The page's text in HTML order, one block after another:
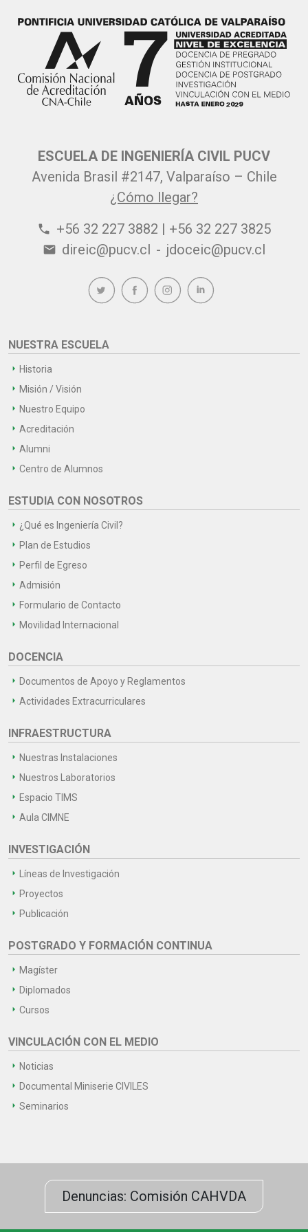
ESCUELA DE INGENIERÍA CIVIL PUCV
Avenida Brasil #2147, Valparaíso – Chile
¿Cómo llegar?
phone +56 32 227 3882 | +56 32 227 3825
email direic@pucv.cl - jdoceic@pucv.cl
NUESTRA ESCUELA
Historia
Misión / Visión
Nuestro Equipo
Acreditación
Alumni
Centro de Alumnos
ESTUDIA CON NOSOTROS
¿Qué es Ingeniería Civil?
Plan de Estudios
Perfil de Egreso
Admisión
Formulario de Contacto
Movilidad Internacional
DOCENCIA
Documentos de Apoyo y Reglamentos
Actividades Extracurriculares
INFRAESTRUCTURA
Nuestras Instalaciones
Nuestros Laboratorios
Espacio TIMS
Aula CIMNE
INVESTIGACIÓN
Líneas de Investigación
Proyectos
Publicación
POSTGRADO Y FORMACIÓN CONTINUA
Magíster
Diplomados
Cursos
VINCULACIÓN CON EL MEDIO
Noticias
Documental Miniserie CIVILES
Seminarios
Denuncias: Comisión CAHVDA